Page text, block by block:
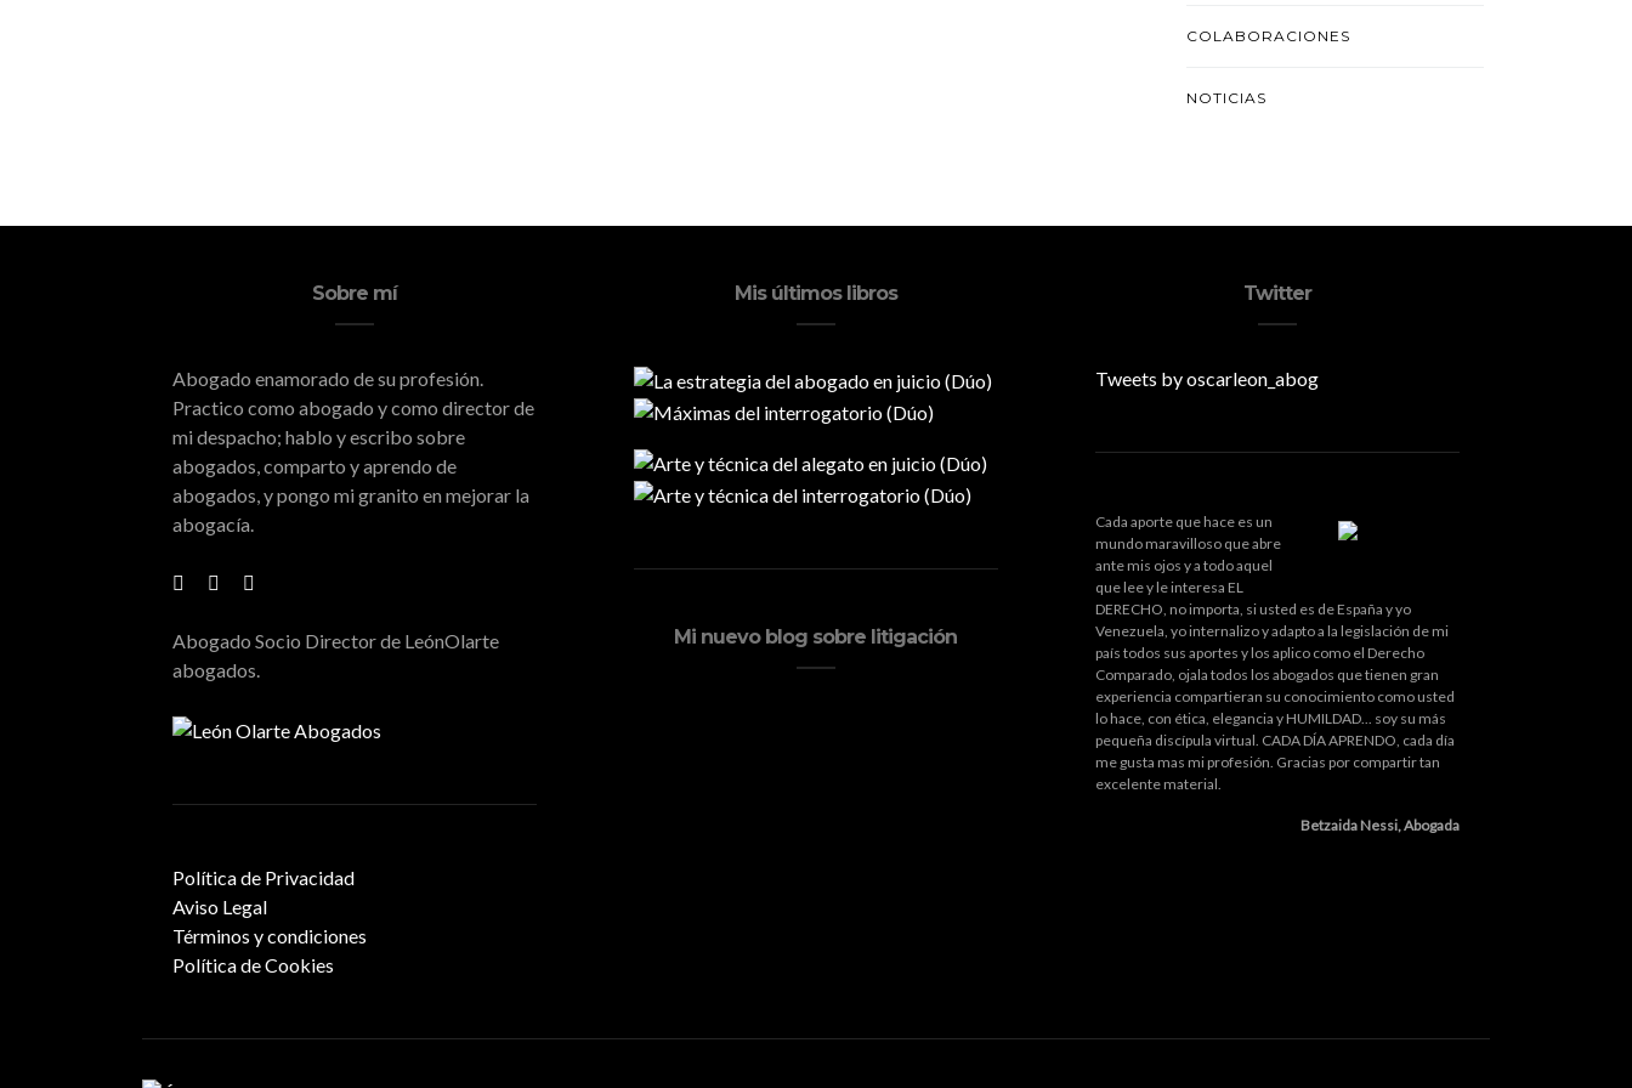
COLABORACIONES
NOTICIAS
Sobre mí
Abogado enamorado de su profesión.
Practico como abogado y como director de
mi despacho; hablo y escribo sobre
abogados, comparto y aprendo de
abogados, y pongo mi granito en mejorar la
abogacía.
Abogado Socio Director de LeónOlarte
abogados.
Política de Privacidad
Aviso Legal
Términos y condiciones
Política de Cookies
Mis últimos libros
Mi nuevo blog sobre litigación
Twitter
Tweets by oscarleon_abog
Cada aporte que hace es un
mundo maravilloso que abre
ante mis ojos y a todo aquel
que lee y le interesa EL
DERECHO, no importa, si usted es de España y yo
Venezuela, yo internalizo y adapto a la legislación de mi
país todos sus aportes y los aplico como el Derecho
Comparado, ojala todos los abogados que tienen gran
experiencia compartieran su conocimiento como usted
lo hace, con ética, elegancia y HUMILDAD... soy su más
pequeña discípula virtual. CADA DÍA APRENDO, cada día
me gusta mas mi profesión. Gracias por compartir tan
excelente material.
Betzaida Nessi, Abogada